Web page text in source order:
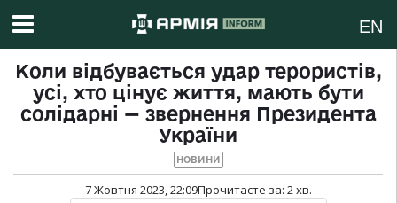
EN
Коли відбувається удар терористів,
усі, хто цінує життя, мають бути
солідарні — звернення Президента
України
НОВИНИ
7 Жовтня 2023, 22:09Прочитаєте за: 2хв.